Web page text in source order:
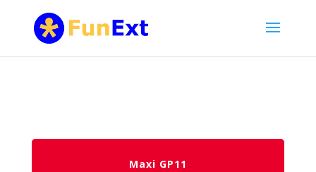
Maxi GP11